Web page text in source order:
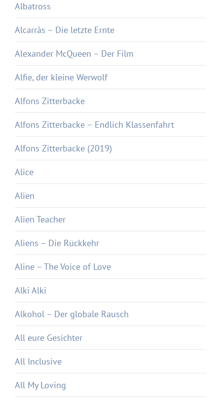
Albatross
Alcarràs – Die letzte Ernte
Alexander McQueen – Der Film
Alfie, der kleine Werwolf
Alfons Zitterbacke
Alfons Zitterbacke – Endlich Klassenfahrt
Alfons Zitterbacke (2019)
Alice
Alien
Alien Teacher
Aliens – Die Rückkehr
Aline – The Voice of Love
Alki Alki
Alkohol – Der globale Rausch
All eure Gesichter
All Inclusive
All My Loving